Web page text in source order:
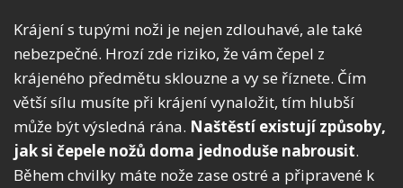
Krájení s tupými noži je nejen zdlouhavé, ale také
nebezpečné. Hrozí zde riziko, že vám čepel z
krájeného předmětu sklouzne a vy se říznete. Čím
větší sílu musíte při krájení vynaložit, tím hlubší
může být výsledná rána. Naštěstí existují způsoby,
jak si čepele nožů doma jednoduše nabrousit.
Během chvilky máte nože zase ostré a připravené k